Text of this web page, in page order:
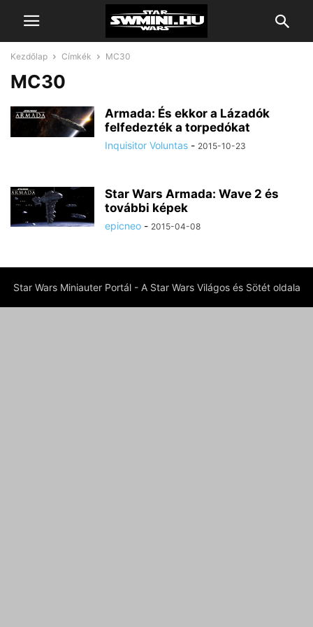
Kezdőlap Címkék MC30
MC30
Armada: És ekkor a Lázadók
felfedezték a torpedókat
Inquisitor Voluntas - 2015-10-23
Star Wars Armada: Wave 2 és
további képek
epicneo - 2015-04-08
Star Wars Miniauter Portál - A Star Wars Világos és Sötét oldala